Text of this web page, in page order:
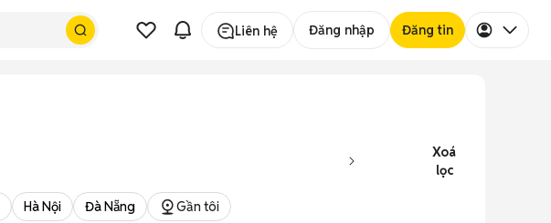
Liên hệ Đăng nhập Đăng tin
Xoá
lọc
Hà Nội Đà Nẵng Gần tôi